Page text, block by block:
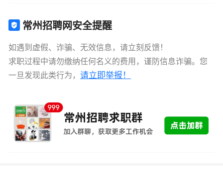
常州招聘网安全提醒
如遇到虚假、诈骗、无效信息，请立刻反馈！
求职过程中请勿缴纳任何名义的费用，谨防信息诈骗。您
一旦发现此类行为， 请立即举报！